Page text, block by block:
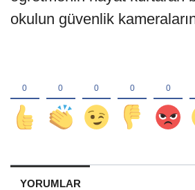
okulun güvenlik
YORUMLAR